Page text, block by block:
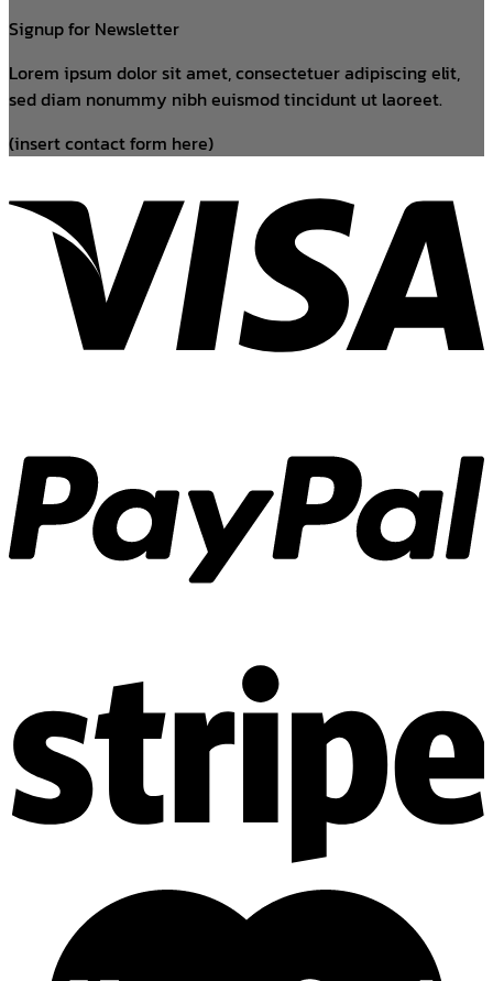
Signup for Newsletter
Lorem ipsum dolor sit amet, consectetuer adipiscing elit,
sed diam nonummy nibh euismod tincidunt ut laoreet.
(insert contact form here)